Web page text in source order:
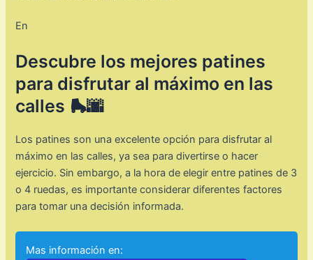
En
Descubre los mejores patines
para disfrutar al máximo en las
calles 🛼🌆
Los patines son una excelente opción para disfrutar al
máximo en las calles, ya sea para divertirse o hacer
ejercicio. Sin embargo, a la hora de elegir entre patines de 3
o 4 ruedas, es importante considerar diferentes factores
para tomar una decisión informada.
Mas información en: